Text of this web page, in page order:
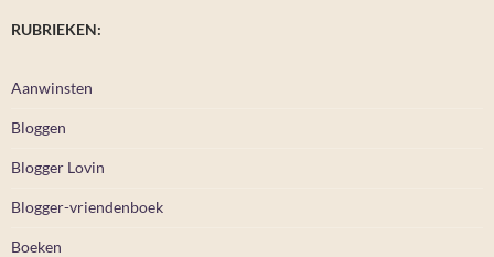
RUBRIEKEN:
Aanwinsten
Bloggen
Blogger Lovin
Blogger-vriendenboek
Boeken